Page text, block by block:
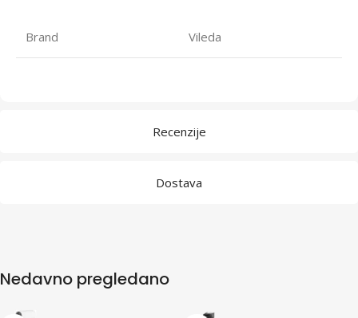
Recenzije
Dostava
Brand Vileda
Nedavno pregledano